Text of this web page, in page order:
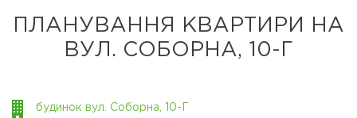
ПЛАНУВАННЯ КВАРТИРИ НА
ВУЛ. СОБОРНА, 10-Г
будинок вул. Соборна, 10-Г